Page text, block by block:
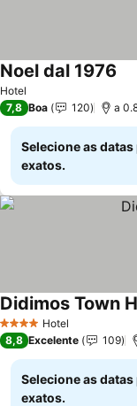
Hotel
Noel dal 1976
7,8 Boa 120 a
Selecione as
exatos.
4 EstrelasHotel
Didimos Town
8,8 Excelente 109
Selecione as
exatos.